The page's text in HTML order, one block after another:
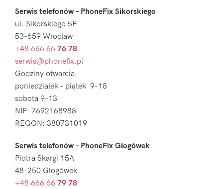
Serwis telefonów – PhoneFix Sikorskiego:
ul. Sikorskiego 5F
53-659 Wrocław
+48 666 66 76 78
serwis@phonefix.pl
Godziny otwarcia:
poniedziałek – piątek 9-18
sobota 9-13
NIP: 7692168988
REGON: 380731019
Serwis telefonów – PhoneFix Głogówek:
Piotra Skargi 15A
48-250 Głogówek
+48 666 66 79 78